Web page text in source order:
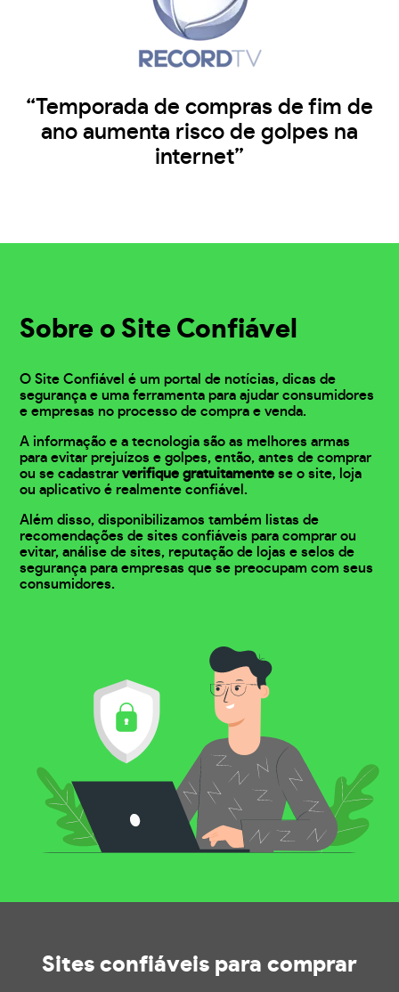
“Temporada de compras de fim de
ano aumenta risco de golpes na
internet”
Sobre o Site Confiável
O Site Confiável é um portal de notícias, dicas de
segurança e uma ferramenta para ajudar consumidores
e empresas no processo de compra e venda.
A informação e a tecnologia são as melhores armas
para evitar prejuízos e golpes, então, antes de comprar
ou se cadastrarverifique gratuitamente se o site, loja
ou aplicativo é realmente confiável.
Além disso, disponibilizamos também listas de
recomendações de sites confiáveis para comprar ou
evitar, análise de sites, reputação de lojas e selos de
segurança para empresas que se preocupam com seus
consumidores.
Sites confiáveis para comprar